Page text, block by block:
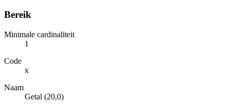
Bereik
Minimale cardinaliteit
1
Code
x
Naam
Getal (20,0)